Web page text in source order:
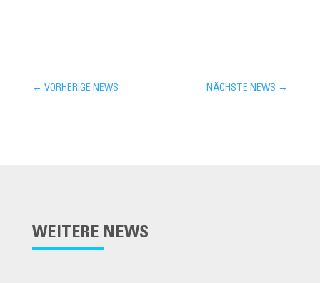
← VORHERIGE NEWS NÄCHSTE NEWS →
WEITERE NEWS